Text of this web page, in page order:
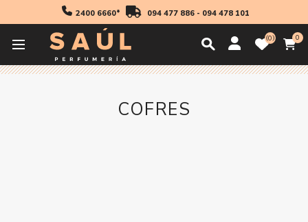
2400 6660* 094 477 886- 094 478 101
0 0
Inicio
COFRES